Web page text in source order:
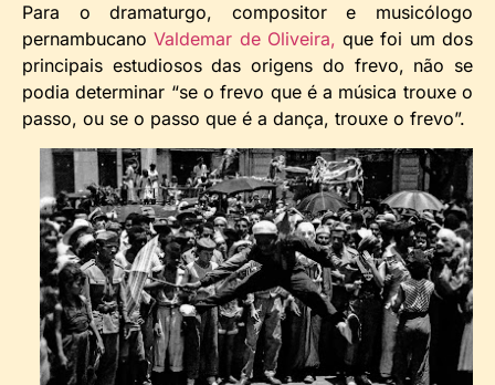
Para o dramaturgo, compositor e musicólogo
pernambucanoValdemar de Oliveira, que foi um dos
principais estudiosos das origens do frevo, não se
podia determinar “se o frevo que é a música trouxe o
passo, ou se o passo que é a dança, trouxe o frevo”.